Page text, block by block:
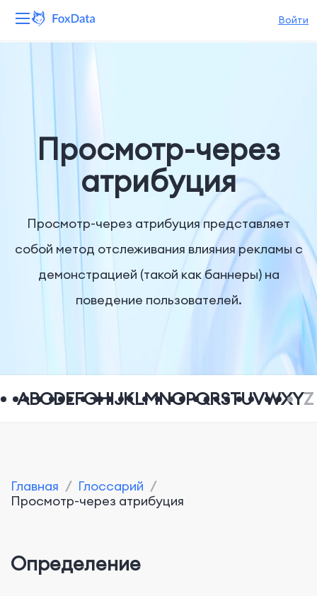
Войти
Решения
Ресурсы
Компания
Просмотр-через
атрибуция
Просмотр-через атрибуция представляет
собой метод отслеживания влияния рекламы с
демонстрацией (такой как баннеры) на
поведение пользователей.
ABCDEFGHIJKLMNOPQRSTUVWXYZ
Главная / Глоссарий /
Просмотр-через атрибуция
Определение